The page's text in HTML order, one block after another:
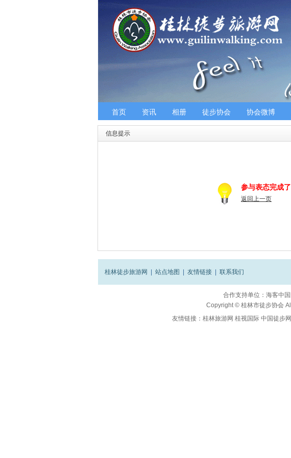
首页 资讯 相册 徒步协会 协会微博
信息提示
参与表态完成了
返回上一页
桂林徒步旅游网 站点地图 友情链接 联系我们
合作支持单位： 海客中国
Copyright © 桂林市徒步协会
友情链接： 桂林旅游网 桂视国际 中国徒步网